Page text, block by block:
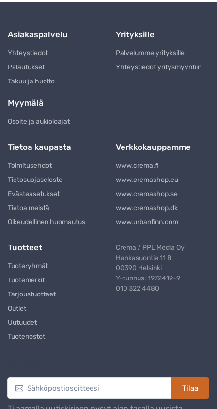
Asiakaspalvelu
Yhteystiedot
Palautukset
Takuu ja huolto
Yrityksille
Palvelumme yrityksille
Yhteystiedot yritysmyyntiin
Myymälä
Osoite ja aukioloajat
Tietoa kaupasta
Toimitusehdot
Tietosuojaseloste
Evästeasetukset
Tietoa meistä
Oikeudellinen huomautus
Verkkokauppamme
www.crema.fi
www.cremashop.eu
www.cremashop.se
www.cremashop.dk
www.urbanfinn.com
Tuotteet
Tuoteryhmät
Tuotemerkit
Tarjoustuotteet
Outlet
Uutuudet
Tuotenostot
Crema / PPL Media Oy
Hankasuontie 11 B
00390 Helsinki
Y-tunnus: 1972419-9
010 322 4480
Tilaa